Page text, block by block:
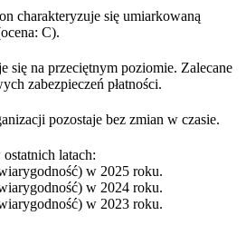
charakteryzuje się umiarkowaną
C).
się na przeciętnym poziomie. Zalecane
zabezpieczeń płatności.
pozostaje bez zmian w czasie.
latach:
w 2025 roku.
w 2024 roku.
w 2023 roku.